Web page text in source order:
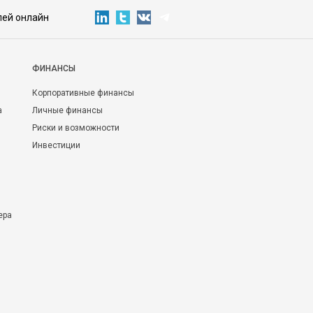
онлайн
ФИНАНСЫ
Корпоративные финансы
Личные финансы
Риски и возможности
Инвестиции